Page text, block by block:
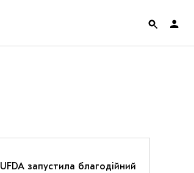
UFDA запустила благодійний